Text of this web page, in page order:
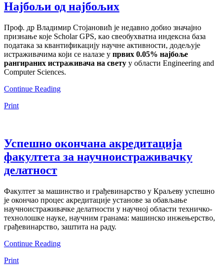
Најбољи од најбољих
Проф. др Владимир Стојановић је недавно добио значајно
признање које Scholar GPS, као свеобухватна индексна база
података за квантификацију научне активности, додељује
истраживачима који се налазе у првих 0.05% најбоље
рангираних истраживача на свету у области Engineering and
Computer Sciences.
Continue Reading
Print
Успешно окончана акредитација
факултета за научноистраживачку
делатност
Факултет за машинство и грађевинарство у Краљеву успешно
је окончао процес акредитације установе за обављање
научноистраживачке делатности у научној области техничко-
технолошке науке, научним гранама: машинско инжењерство,
грађевинарство, заштита на раду.
Continue Reading
Print